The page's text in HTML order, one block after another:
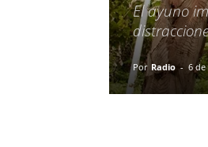
El ayuno
Por Radio - 6 de